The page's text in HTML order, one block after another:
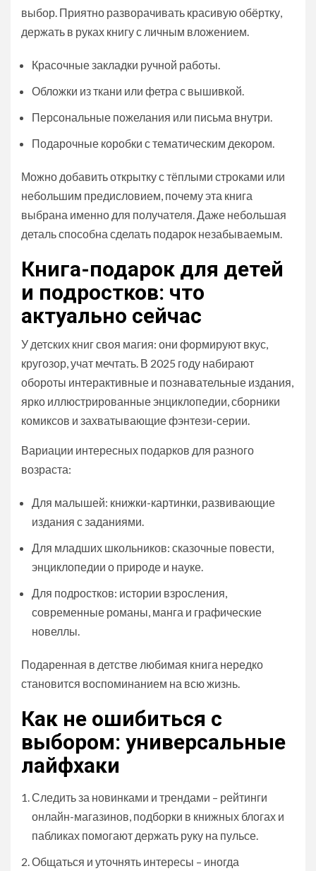
выбор. Приятно разворачивать красивую обёртку,
держать в руках книгу с личным вложением.
Красочные закладки ручной работы.
Обложки из ткани или фетра с вышивкой.
Персональные пожелания или письма внутри.
Подарочные коробки с тематическим декором.
Можно добавить открытку с тёплыми строками или
небольшим предисловием, почему эта книга
выбрана именно для получателя. Даже небольшая
деталь способна сделать подарок незабываемым.
Книга-подарок для детей
и подростков: что
актуально сейчас
У детских книг своя магия: они формируют вкус,
кругозор, учат мечтать. В 2025 году набирают
обороты интерактивные и познавательные издания,
ярко иллюстрированные энциклопедии, сборники
комиксов и захватывающие фэнтези-серии.
Вариации интересных подарков для разного
возраста:
Для малышей: книжки-картинки, развивающие
издания с заданиями.
Для младших школьников: сказочные повести,
энциклопедии о природе и науке.
Для подростков: истории взросления,
современные романы, манга и графические
новеллы.
Подаренная в детстве любимая книга нередко
становится воспоминанием на всю жизнь.
Как не ошибиться с
выбором: универсальные
лайфхаки
Следить за новинками и трендами – рейтинги
онлайн-магазинов, подборки в книжных блогах и
пабликах помогают держать руку на пульсе.
Общаться и уточнять интересы – иногда